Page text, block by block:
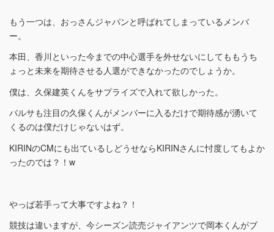
もう一つは、おっさんジャパンと呼ばれてしまっているメンバ
ー。
本田、香川といった今までの中心選手を外せないにしてももうち
ょっと未来を期待させる人選ができなかったのでしょうか。
僕は、久保建英くんをサプライズで入れて欲しかった。
バルサも注目の久保くんがメンバーに入るだけで期待感が湧いて
くるのは僕だけじゃないはず。
KIRINのCMにも出ているしどうせならKIRINさんに忖度してもよか
ったのでは？！w
やっぱ若手って大事ですよね？！
競技は違いますが、今シーズン読売ジャイアンツで岡本くんがブ